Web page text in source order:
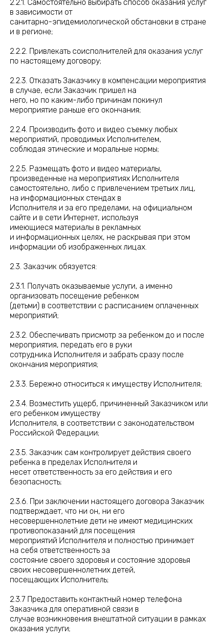
2.2.1. Самостоятельно выбирать способ оказания услуг
в зависимости от
санитарно-эпидемиологической обстановки в стране
и в регионе;
2.2.2. Привлекать соисполнителей для оказания услуг
по настоящему договору;
2.2.3. Отказать Заказчику в компенсации мероприятия
в случае, если Заказчик пришел на
него, но по каким-либо причинам покинул
мероприятие раньше его окончания;
2.2.4. Производить фото и видео съемку любых
мероприятий, проводимых Исполнителем,
соблюдая этические и моральные нормы;
2.2.5. Размещать фото и видео материалы,
произведенные на мероприятиях Исполнителя
самостоятельно, либо с привлечением третьих лиц,
на информационных стендах в
Исполнителя и за его пределами, на официальном
сайте и в сети Интернет, используя
имеющиеся материалы в рекламных
и информационных целях, не раскрывая при этом
информации об изображенных лицах.
2.3. Заказчик обязуется:
2.3.1. Получать оказываемые услуги, а именно
организовать посещение ребенком
(детьми) в соответствии с расписанием оплаченных
мероприятий;
2.3.2. Обеспечивать присмотр за ребенком до и после
мероприятия, передать его в руки
сотрудника Исполнителя и забрать сразу после
окончания мероприятия;
2.3.3. Бережно относиться к имуществу Исполнителя;
2.3.4. Возместить ущерб, причиненный Заказчиком или
его ребенком имуществу
Исполнителя, в соответствии с законодательством
Российской Федерации;
2.3.5. Заказчик сам контролирует действия своего
ребенка в пределах Исполнителя и
несет ответственность за его действия и его
безопасность;
2.3.6. При заключении настоящего договора Заказчик
подтверждает, что ни он, ни его
несовершеннолетние дети не имеют медицинских
противопоказаний для посещения
мероприятий Исполнителя и полностью принимает
на себя ответственность за
состояние своего здоровья и состояние здоровья
своих несовершеннолетних детей,
посещающих Исполнитель;
2.3.7 Предоставить контактный номер телефона
Заказчика для оперативной связи в
случае возникновения внештатной ситуации в рамках
оказания услуги;